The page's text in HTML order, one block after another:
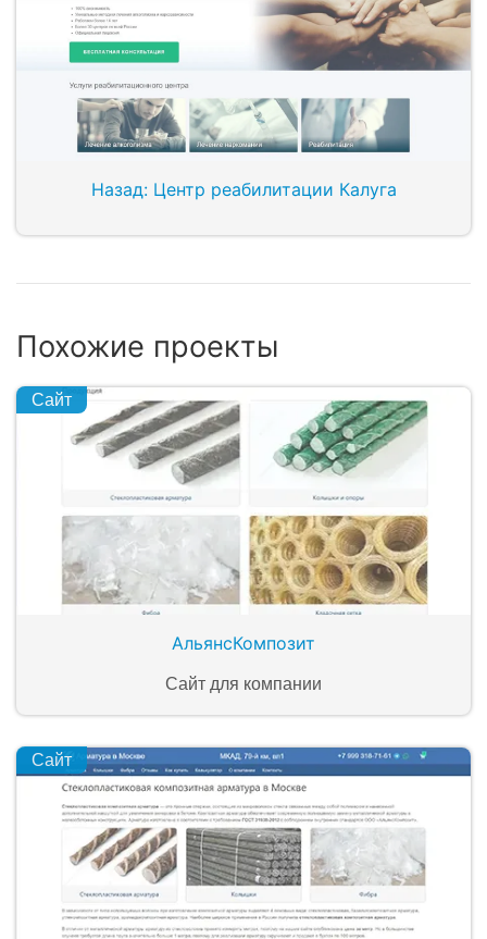
Назад: Центр реабилитации Калуга
Похожие проекты
Сайт
АльянсКомпозит
Сайт для компании
Сайт